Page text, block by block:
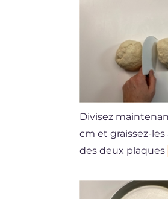
Divisez
cm et graissez-
des deux plaques